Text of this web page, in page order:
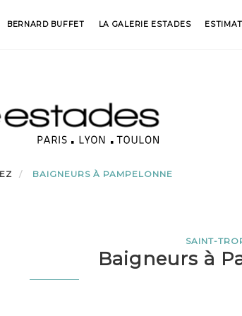
BERNARD BUFFET LA GALERIE ESTADES
BAIGNEURS À PAMPELONNE
SAINT-
Baigneurs à